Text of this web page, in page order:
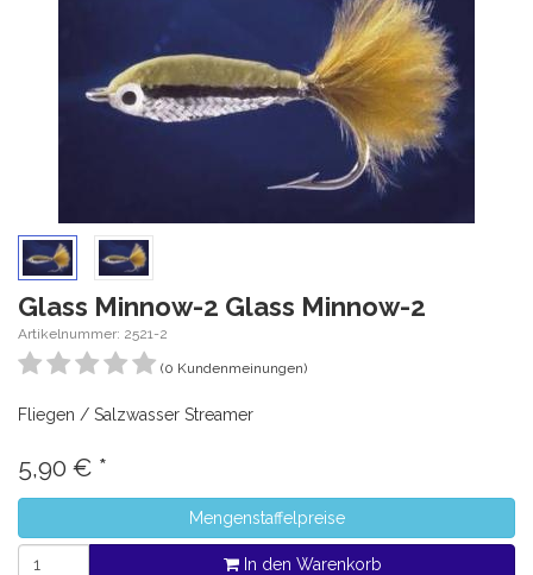
Glass Minnow-2 Glass Minnow-2
Artikelnummer: 2521-2
(0 Kundenmeinungen)
Fliegen / Salzwasser Streamer
5,90 € *
Mengenstaffelpreise
In den Warenkorb